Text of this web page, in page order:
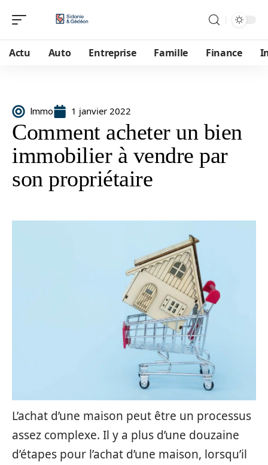
Actu Auto Entreprise Famille Finance
Immo 1 janvier 2022
Comment acheter un bien
immobilier à vendre par
son propriétaire
L’achat d’une maison peut être un processus
assez complexe. Il y a plus d’une douzaine
d’étapes pour l’achat d’une maison, lorsqu’il